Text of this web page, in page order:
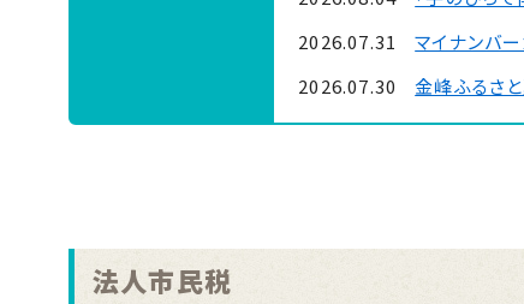
2026.07.31 マイナンバ
2026.07.30 金峰ふるさ
2026.07.30 吹上浜海
法人市民税